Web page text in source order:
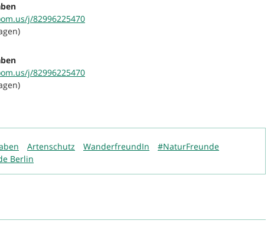
j/82996225470
j/82996225470
Artenschutz WanderfreundIn
#NaturFreunde
Berlin